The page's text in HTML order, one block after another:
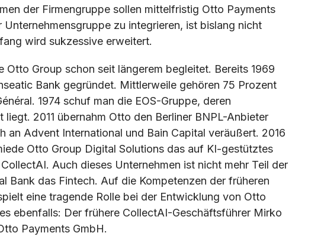
der Firmengruppe sollen mittelfristig Otto Payments
zu integrieren, ist bislang nicht
wird sukzessive erweitert.
Otto Group schon seit längerem begleitet. Bereits 1969
Bank gegründet. Mittlerweile gehören 75 Prozent
1974 schuf man die EOS-Gruppe, deren
2011 übernahm Otto den Berliner BNPL-Anbieter
an Advent International und Bain Capital veräußert. 2016
Otto Group Digital Solutions das auf KI-gestütztes
Auch dieses Unternehmen ist nicht mehr Teil der
Bank das Fintech. Auf die Kompetenzen der früheren
eine tragende Rolle bei der Entwicklung von Otto
ebenfalls: Der frühere CollectAI-Geschäftsführer Mirko
Payments GmbH.